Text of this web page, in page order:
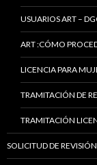
USUARIOS ART –
ART :CÓMO
LICENCIA PARA
TRAMITACIÓN DE
TRAMITACIÓN
SOLICITUD DE